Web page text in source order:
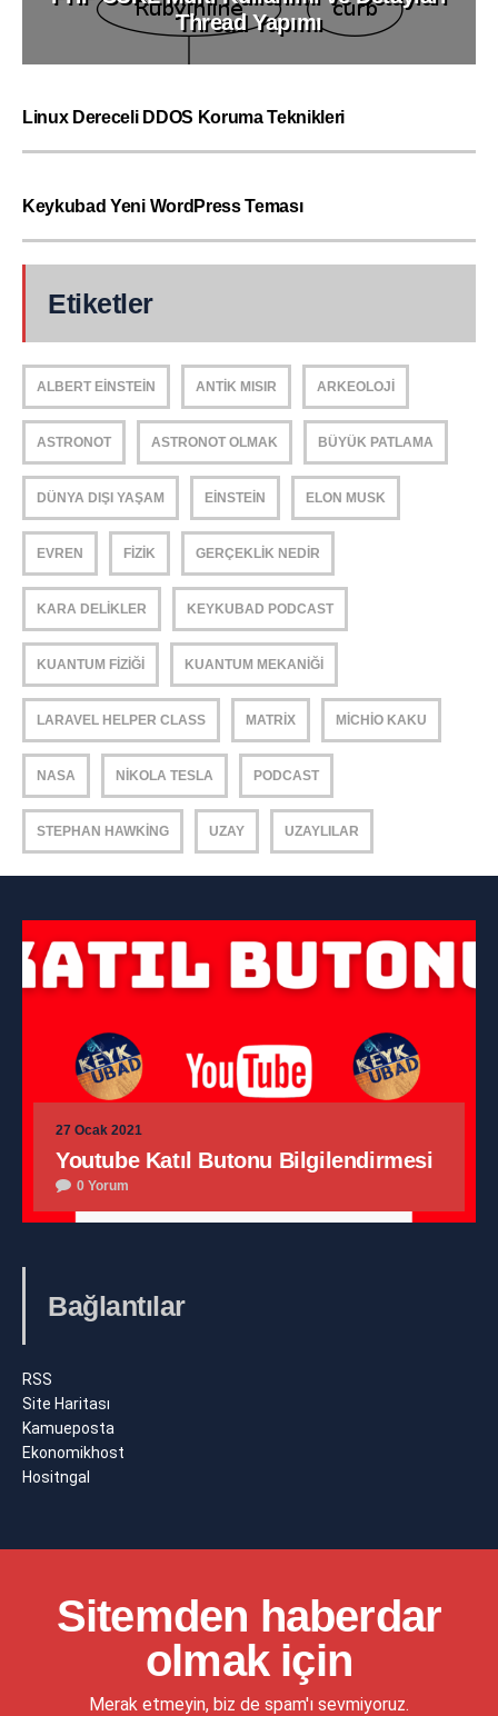
Thread Yapımı
Linux Dereceli DDOS Koruma Teknikleri
Keykubad Yeni WordPress Teması
Etiketler
ALBERT EINSTEIN ANTIK MISIR ARKEOLOJI
ASTRONOT ASTRONOT OLMAK BÜYÜK PATLAMA
DÜNYA DIŞI YAŞAM EINSTEIN ELON MUSK
EVREN FIZIK GERÇEKLIK NEDIR
KARA DELIKLER KEYKUBAD PODCAST
KUANTUM FIZIĞI KUANTUM MEKANIĞI
LARAVEL HELPER CLASS MATRIX MICHIO KAKU
NASA NIKOLA TESLA PODCAST
STEPHAN HAWKING UZAY UZAYLILAR
27 Ocak 2021
Youtube Katıl Butonu Bilgilendirmesi
0 Yorum
Bağlantılar
RSS
Site Haritası
Kamueposta
Ekonomikhost
Hositngal
Sitemden haberdar
olmak için
Merak etmeyin, biz de spam'ı sevmiyoruz.